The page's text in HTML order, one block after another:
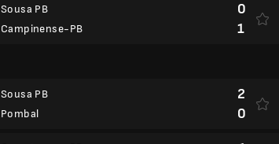
Sousa PB
Campinense-PB
0
1
Sousa PB
Pombal
2
0